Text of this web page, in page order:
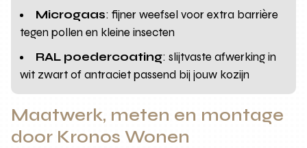
Microgaas: fijner weefsel voor extra barrière
tegen pollen en kleine insecten
RAL poedercoating: slijtvaste afwerking in
wit zwart of antraciet passend bij jouw kozijn
Maatwerk, meten en montage
door Kronos Wonen